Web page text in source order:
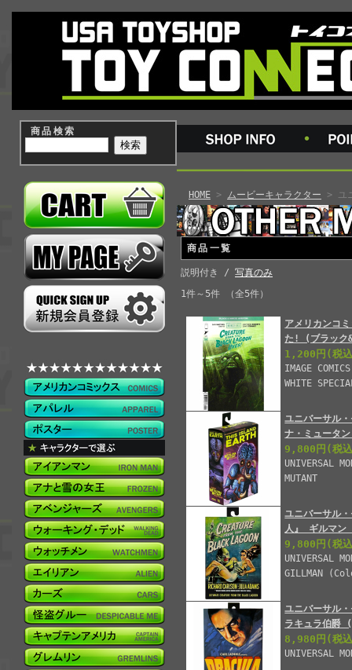
商品検索
HOME > ムービーキャラクター > ユ
商品一覧
説明付き / 写真のみ
1件～5件 （全5件）
アメリカンコ
た! (ブラック
1,200円 (税
IMAGE
WHITE
ユニバーサル
ナ・ミュータ
9,800円 (税
UNIVERSAL
MUTANT
ユニバーサル
人』 ギルマ
9,800円 (税
UNIVERSAL
GILLMAN
ユニバーサル
ラキュラ伯爵
8,980円 (税
UNIVERSAL